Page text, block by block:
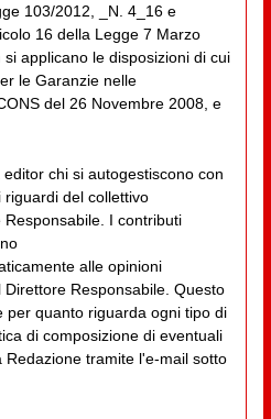
103/2012, _N. 4_16 e
16 della Legge 7 Marzo
applicano le disposizioni di cui
le Garanzie nelle
del 26 Novembre 2008, e
chi si autogestiscono con
del collettivo
I contributi
alle opinioni
Responsabile. Questo
per quanto riguarda ogni tipo di
di composizione di eventuali
tramite l'e-mail sotto